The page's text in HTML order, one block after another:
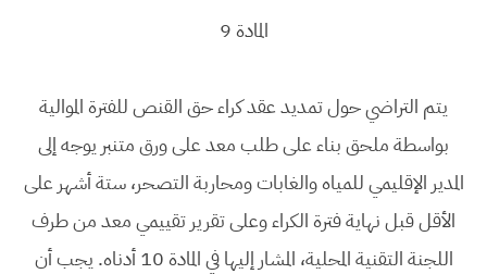
المادة 9
يتم التراضي حول تمديد عقد كراء حق القنص للفترة الموالية
بواسطة ملحق بناء على طلب معد على ورق متنبر يوجه إلى
المدير الإقليمي للمياه والغابات ومحاربة التصحر، ستة أشهر على
الأقل قبل نهاية فترة الكراء وعلى تقرير تقييمي معد من طرف
اللجنة التقنية المحلية، المشار إليها في المادة 10 أدناه. يجب أن